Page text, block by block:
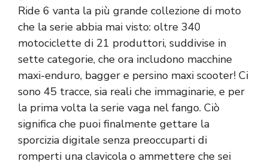
Ride 6 vanta la più grande collezione di moto
che la serie abbia mai visto: oltre 340
motociclette di 21 produttori, suddivise in
sette categorie, che ora includono macchine
maxi-enduro, bagger e persino maxi scooter! Ci
sono 45 tracce, sia reali che immaginarie, e per
la prima volta la serie vaga nel fango. Ciò
significa che puoi finalmente gettare la
sporcizia digitale senza preoccuparti di
romperti una clavicola o ammettere che sei